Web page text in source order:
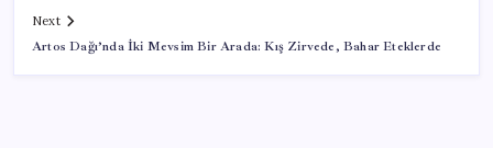
Next
Artos Dağı’nda İki Mevsim Bir Arada: Kış Zirvede, Bahar Eteklerde